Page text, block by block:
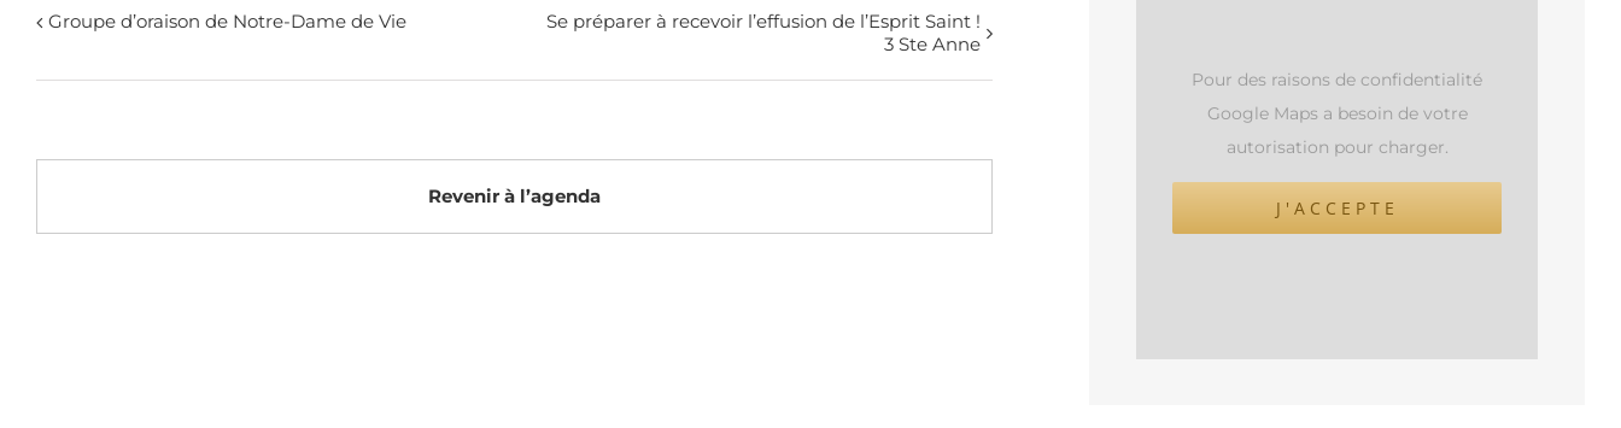
Groupe d’oraison de Notre-Dame de Vie
Se préparer à recevoir l’effusion de l’Esprit Saint !
3 Ste Anne
Revenir à l’agenda
Pour des raisons de confidentialité
Google Maps a besoin de votre
autorisation pour charger.
J'ACCEPTE